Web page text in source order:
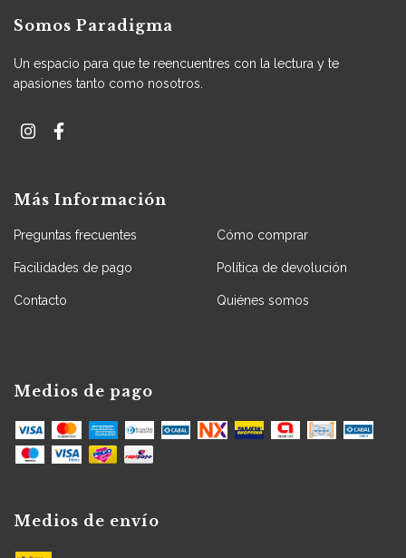
Somos Paradigma
Un espacio para que te reencuentres con la lectura y te
apasiones tanto como nosotros.
Más Información
Preguntas frecuentes Cómo comprar
Facilidades de pago Política de devolución
Contacto Quiénes somos
Medios de pago
Medios de envío